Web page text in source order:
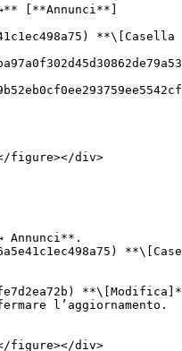
[**Annunci**]
**\[Casella
Annunci**.
l’aggiornamento.